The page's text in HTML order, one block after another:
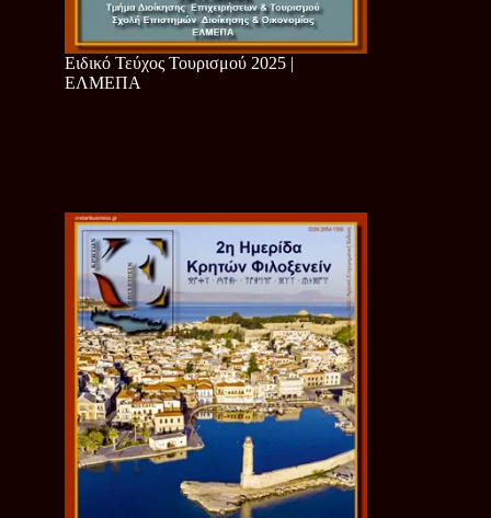
Ειδικό Τεύχος Τουρισμού 2025 |
ΕΛΜΕΠΑ